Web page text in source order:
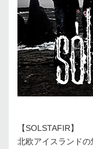
【SOLSTAFIR】
北欧アイスランド